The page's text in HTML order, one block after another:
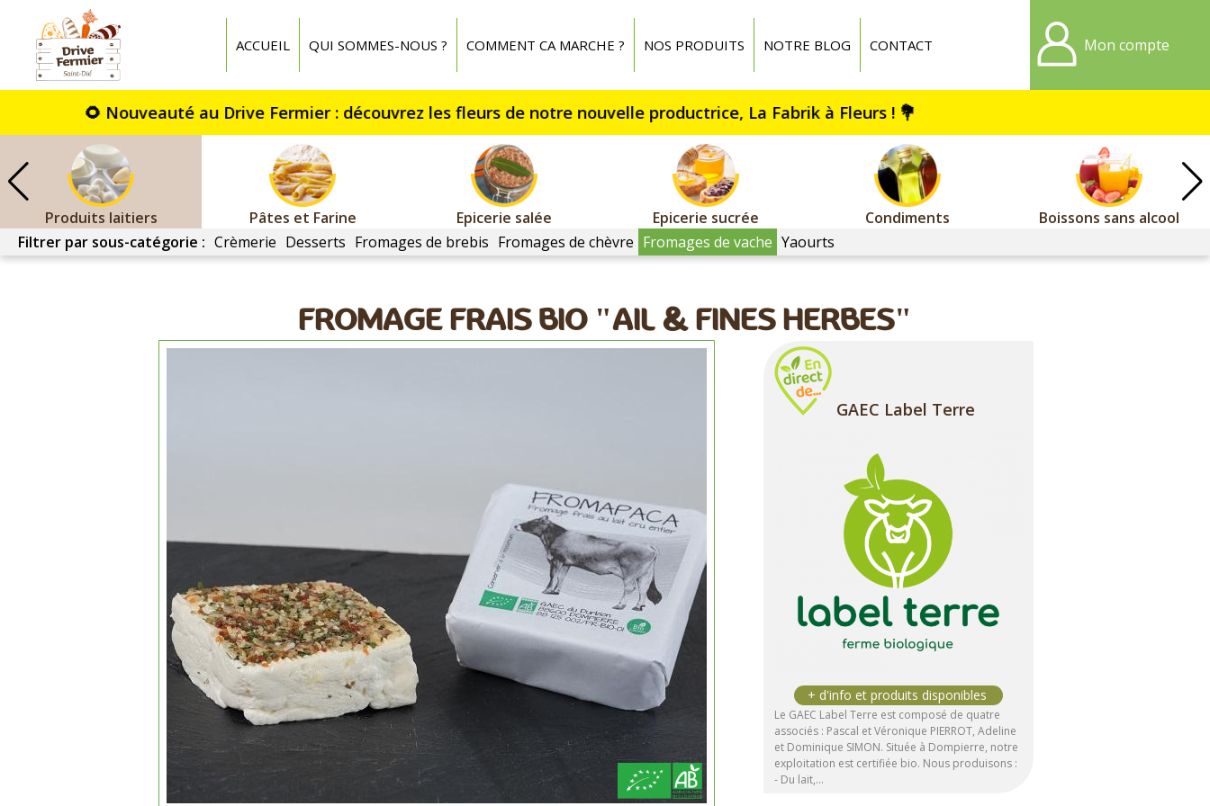
ACCUEIL QUI SOMMES-NOUS ? COMMENT CA MARCHE ? NOS PRODUITS NOTRE BLOG CONTACT Mon compte
Produits laitiers Pâtes et Farine Epicerie salée Epicerie sucrée Condiments
Boissons sans alcool
Filtrer par sous-catégorie : Crèmerie Desserts Fromages de brebis Fromages de chèvre Fromages de vache Yaourts
FROMAGE FRAIS BIO "AIL & FINES HERBES"
GAEC Label Terre
Le GAEC Label Terre est composé de quatre
associés : Pascal et Véronique PIERROT, Adeline
et Dominique SIMON. Située à Dompierre, notre
exploitation est certifiée bio. Nous produisons :
- Du lait,…